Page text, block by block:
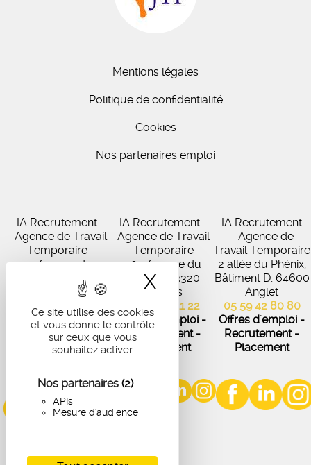
Ce site utilise des cookies
et vous donne le contrôle
sur ceux que vous
souhaitez activer
Nos partenaires (2)
APIs
Mesure d'audience
X Masquer le
Mentions légales
Politique de confidentialité
Cookies
Nos partenaires emploi
IA Recrutement
- Agence de Travail
Temporaire
27 Avenue de
Virecourt, 33370
Artigues-près-
Bordeaux
05 56 67 48 57
Offres d'emploi -
Recrutement -
IA Recrutement -
Agence de Travail
Temporaire
102 Avenue du
Médoc, 33320
Eysines
05 56 45 21 22
Offres d'emploi -
Recrutement -
Placement
IA Recrutement
- Agence de
Travail Temporaire
2 allée du Phénix,
Bâtiment D, 64600
Anglet
05 59 42 80 80
Offres d'emploi -
Recrutement -
Placement